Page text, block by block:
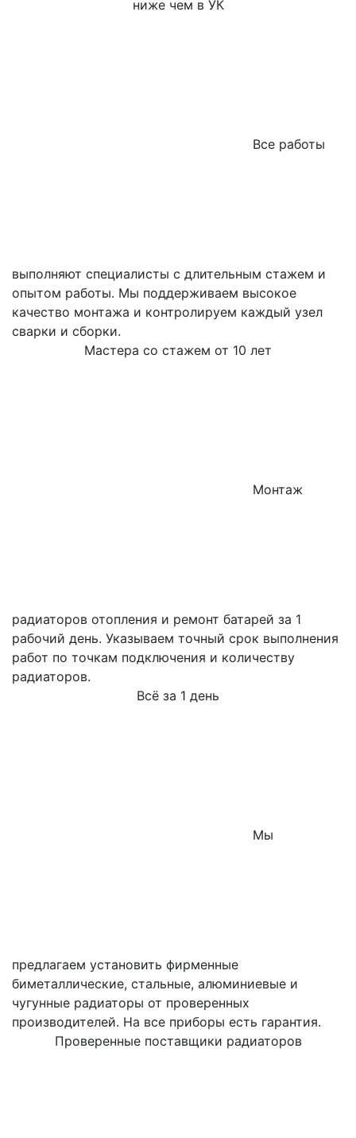
ниже чем в УК
Все работы
выполняют специалисты с длительным стажем и
опытом работы. Мы поддерживаем высокое
качество монтажа и контролируем каждый узел
сварки и сборки.
Мастера со стажем от 10 лет
Монтаж
радиаторов отопления и ремонт батарей за 1
рабочий день. Указываем точный срок выполнения
работ по точкам подключения и количеству
радиаторов.
Всё за 1 день
Мы
предлагаем установить фирменные
биметаллические, стальные, алюминиевые и
чугунные радиаторы от проверенных
производителей. На все приборы есть гарантия.
Проверенные поставщики радиаторов